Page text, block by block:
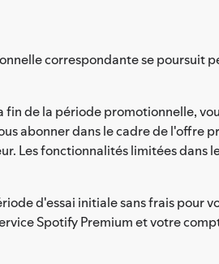
correspondante se poursuit
de la période promotionnelle,
abonner dans le cadre de l'offre
Les fonctionnalités limitées dans
d'essai initiale sans frais pour
Spotify Premium et votre